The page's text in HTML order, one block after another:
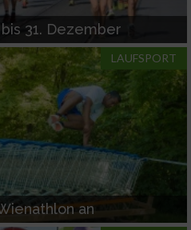
31. Dezember
LAUFSPORT
an